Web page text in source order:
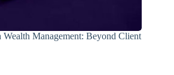
Management: Beyond Client